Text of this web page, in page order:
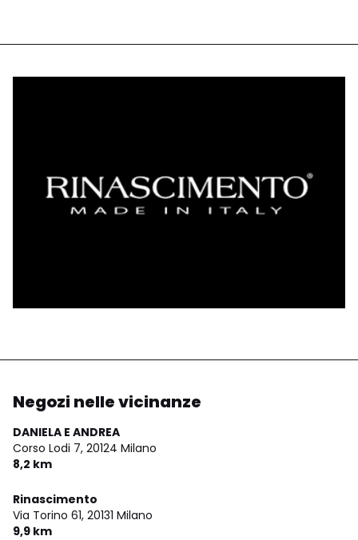
Negozi nelle vicinanze
DANIELA E ANDREA
Corso Lodi 7, 20124 Milano
8,2 km
Rinascimento
Via Torino 61, 20131 Milano
9,9 km